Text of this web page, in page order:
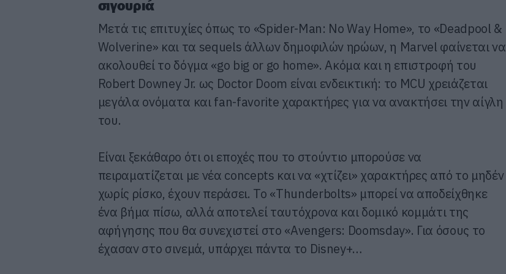
σιγουριά
Μετά τις επιτυχίες όπως το «Spider-Man: No Way Home», το «Deadpool &
Wolverine» και τα sequels άλλων δημοφιλών ηρώων, η Marvel φαίνεται να
ακολουθεί το δόγμα «go big or go home». Ακόμα και η επιστροφή του
Robert Downey Jr. ως Doctor Doom είναι ενδεικτική: το MCU χρειάζεται
μεγάλα ονόματα και fan-favorite χαρακτήρες για να ανακτήσει την αίγλη
του.
Είναι ξεκάθαρο ότι οι εποχές που το στούντιο μπορούσε να
πειραματίζεται με νέα concepts και να «χτίζει» χαρακτήρες από το μηδέν
χωρίς ρίσκο, έχουν περάσει. Το «Thunderbolts» μπορεί να αποδείχθηκε
ένα βήμα πίσω, αλλά αποτελεί ταυτόχρονα και δομικό κομμάτι της
αφήγησης που θα συνεχιστεί στο «Avengers: Doomsday». Για όσους το
έχασαν στο σινεμά, υπάρχει πάντα το Disney+…